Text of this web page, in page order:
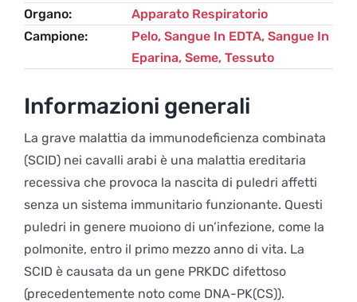
Organo
Apparato Respiratorio
Campione
Pelo, Sangue In EDTA, Sangue In
Eparina, Seme, Tessuto
Informazioni generali
La grave malattia da immunodeficienza combinata
(SCID) nei cavalli arabi è una malattia ereditaria
recessiva che provoca la nascita di puledri affetti
senza un sistema immunitario funzionante. Questi
puledri in genere muoiono di un’infezione, come la
polmonite, entro il primo mezzo anno di vita. La
SCID è causata da un gene PRKDC difettoso
(precedentemente noto come DNA-PK(CS)).